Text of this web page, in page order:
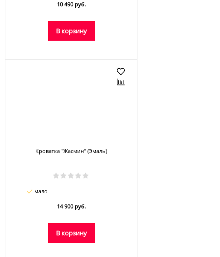
10 490 руб.
В корзину
Кроватка "Жасмин" (Эмаль)
мало
14 900 руб.
В корзину